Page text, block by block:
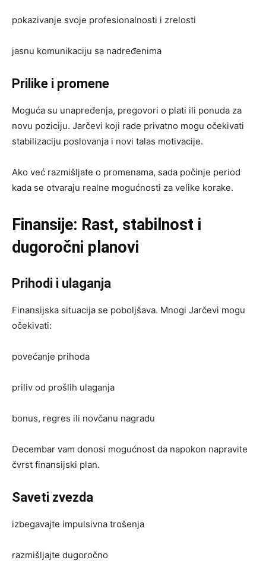
pokazivanje svoje profesionalnosti i zrelosti
jasnu komunikaciju sa nadređenima
Prilike i promene
Moguća su unapređenja, pregovori o plati ili ponuda za
novu poziciju. Jarčevi koji rade privatno mogu očekivati
stabilizaciju poslovanja i novi talas motivacije.
Ako već razmišljate o promenama, sada počinje period
kada se otvaraju realne mogućnosti za velike korake.
Finansije: Rast, stabilnost i
dugoročni planovi
Prihodi i ulaganja
Finansijska situacija se poboljšava. Mnogi Jarčevi mogu
očekivati:
povećanje prihoda
priliv od prošlih ulaganja
bonus, regres ili novčanu nagradu
Decembar vam donosi mogućnost da napokon napravite
čvrst finansijski plan.
Saveti zvezda
izbegavajte impulsivna trošenja
razmišljajte dugoročno